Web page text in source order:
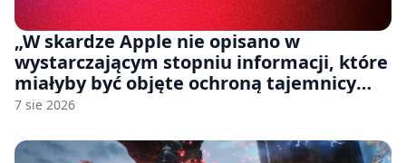
„W skardze Apple nie opisano w
wystarczającym stopniu informacji, które
miałyby być objęte ochroną tajemnicy
handlowej”. OpenAI żąda odrzucenia
7 sie 2026